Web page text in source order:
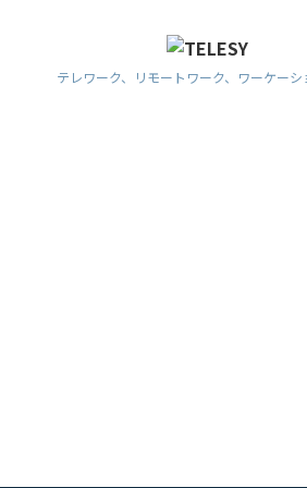
テレワーク、リモートワーク、ワーケー